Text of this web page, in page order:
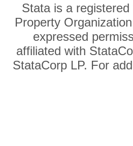
Stata is a
Property
expressed
affiliated with
StataCorp LP. For